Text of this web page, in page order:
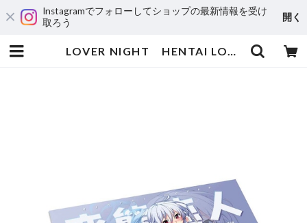
Instagramでフォローしてショップの最新情報を受け
取ろう
開く
LOVER NIGHT HENTAI LOVER | 輸入アニメステッカー専門店 SUNSET Stickers Store